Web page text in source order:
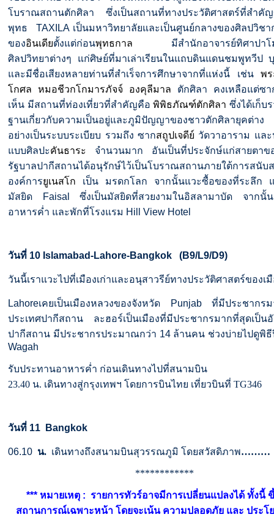
โบราณสถานตักศิลา
ซึ่งเป็นสถานที่ทางประวัติศาสตร์ที่สำคั
พุทธ
TAXILA เป็นมหาวิทยาลัยและเป็นศูนย์กลางของศิลปวิชา
ของอินเดียตั้งแต่ก่อนพุทธกาล
มีสำนักอาจารย์ทิศาปา
ศิลปวิทยาต่างๆ
แก่ศิษย์ที่มาเล่าเรียนในแถบดินแดนชมพูทวีป
และมีชื่อเสียงหลายท่านที่สำเร็จการศึกษาจากที่แห่งนี้
เช่น
พร
โกศล
หมอชีวกโกมารภัจจ์ องคุลีมาล ตักศิลา
คงเหลือแต่ซา
เห็น มีสถานที่ท่องเที่ยวที่สำคัญคือ พิพิธภัณฑ์ตักศิลา ซึ่งได้เก็บ
ฐานเกี่ยวกับความเป็นอยู่และภูมิปัญญาของชาวตักศิลายุคต่าง
อย่างเป็นระบบระเบียบ รวมถึง ซากสถูปเจดีย์ วัดวาอาราม แล
แบบศิลปะคันธาระ จำนวนมาก
อันเป็นที่ประจักษ์แก่สายตาข
รัฐบาลปากีสถานได้อนุรักษ์ไว้เป็นโบราณสถานภายใต้การสนับ
องค์การยูเนสโก เป็น มรดกโลก จากนั้นแวะซื้อของที่ระลึก
มัสยิด
Faisal ซึ่งเป็นมัสยิดที่สวยงามในอิสลามาบัด
จากนั้
อาหารค่ำ และพักที่โรงแรม Hill View Hotel
วันที่ 10 Islamabad-Lahore-Bangkok(B9/L9/D9)
วันนี้เราแวะไปที่เมืองเก่าและอนุสาวรีย์ทางประวัติศาสตร์ของเ
Lahoreเคยเป็นเมืองหลวงของจังหวัด Punjab ที่มีประชากร
ประเทศปากีสถาน
ละฮอร์เป็นเมืองที่มีประชากรมากที่สุดเป็น
ปากีสถาน มีประชากรประมาณกว่า 14 ล้านคน ช่วงบ่ายไปดูพิ
Wagah
รับประทานอาหารค่ำ ก่อนเดินทางไปที่สนามบิน
23.40 น. เดินทางสู่กรุงเทพฯ โดยการบินไทย เที่ยวบินที่TG346
วันที่ 11 Bangkok
06.10 น. เดินทางถึงสนามบินสุวรรณภูมิ โดยสวัสดิภาพ………
************
*** หมายเหตุ : รายการทัวร์อาจมีการเปลี่ยนแปลงได้ ทั้งนี้
สถานการณ์เฉพาะหน้า โดยจะเน้น ความปลอดภัย และ ประโ